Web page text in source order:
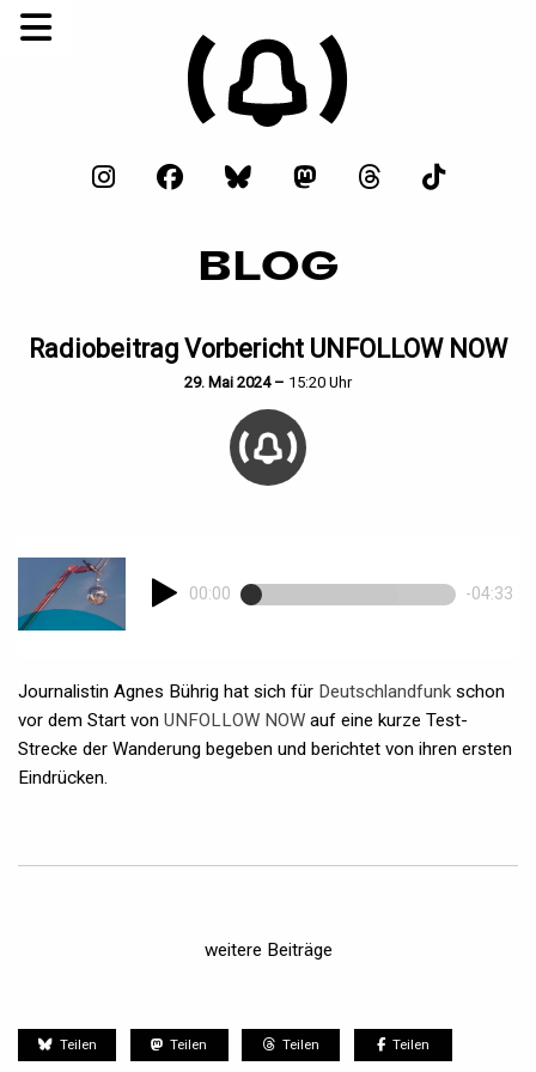
BLOG
Radiobeitrag Vorbericht UNFOLLOW NOW
29. Mai 2024 – 15:20 Uhr
00:00 -04:33
Journalistin Agnes Bührig hat sich für Deutschlandfunk schon
vor dem Start von UNFOLLOW NOW auf eine kurze Test-
Strecke der Wanderung begeben und berichtet von ihren ersten
Eindrücken.
weitere Beiträge
Teilen Teilen Teilen Teilen